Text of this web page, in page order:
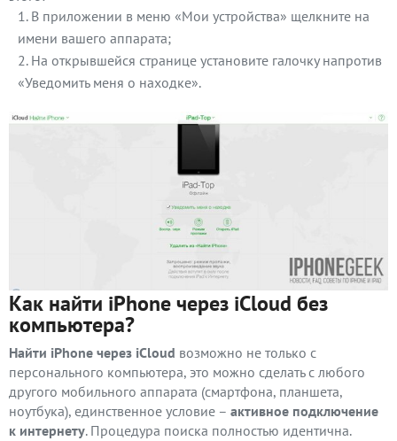
В приложении в меню «Мои устройства» щелкните на
имени вашего аппарата;
На открывшейся странице установите галочку напротив
«Уведомить меня о находке».
Как найти iPhone через iCloud без
компьютера?
Найти iPhone через iCloud возможно не только с
персонального компьютера, это можно сделать с любого
другого мобильного аппарата (смартфона, планшета,
ноутбука), единственное условие – активное подключение
к интернету. Процедура поиска полностью идентична.